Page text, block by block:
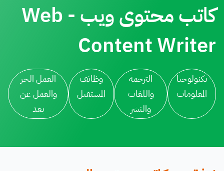
كاتب محتوى ويب - Web
Content Writer
تكنولوجيا
المعلومات
الترجمة
واللغات
والنشر
وظائف
المستقبل
العمل الحر
والعمل عن
بعد